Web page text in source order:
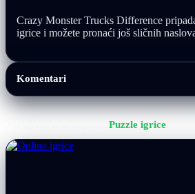
Crazy Monster Trucks Difference
igrice i možete pronaći još sličnih
Komentari
Puzzle igrice